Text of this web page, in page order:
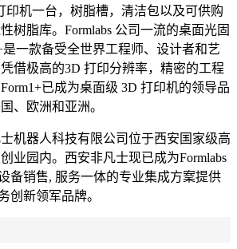
印机一台，树脂槽，清洁包以及可供购
树脂库。Formlabs 公司一流的桌面光固
是一款备受全世界工程师、设计者和艺
借极高的3D 打印分辨率，精密的工程
已成为桌面级 3D 打印机的领导品
、欧洲和亚洲。
机器人科技有限公司位于西安国家级高
业园内。西安非凡士现已成为Formlabs
备销售, 服务一体的专业集成方䅁提供
创新领军品牌。